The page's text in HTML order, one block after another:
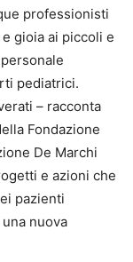
professionisti
gioia ai piccoli e
pediatrici.
– racconta
Fondazione
De Marchi
e azioni che
pazienti
nuova